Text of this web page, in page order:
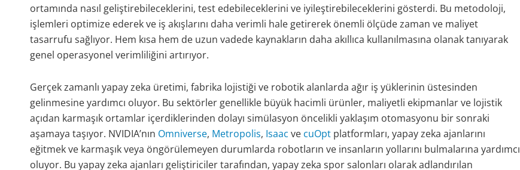
ortamında nasıl geliştirebileceklerini, test edebileceklerini ve iyileştirebileceklerini gösterdi. Bu metodoloji,
işlemleri optimize ederek ve iş akışlarını daha verimli hale getirerek önemli ölçüde zaman ve maliyet
tasarrufu sağlıyor. Hem kısa hem de uzun vadede kaynakların daha akıllıca kullanılmasına olanak tanıyarak
genel operasyonel verimliliğini artırıyor.
Gerçek zamanlı yapay zeka üretimi, fabrika lojistiği ve robotik alanlarda ağır iş yüklerinin üstesinden
gelinmesine yardımcı oluyor. Bu sektörler genellikle büyük hacimli ürünler, maliyetli ekipmanlar ve lojistik
açıdan karmaşık ortamlar içerdiklerinden dolayı simülasyon öncelikli yaklaşım otomasyonu bir sonraki
aşamaya taşıyor. NVIDIA’nın Omniverse, Metropolis, Isaac ve cuOptplatformları, yapay zeka ajanlarını
eğitmek ve karmaşık veya öngörülemeyen durumlarda robotların ve insanların yollarını bulmalarına yardımcı
oluyor. Bu yapay zeka ajanları geliştiriciler tarafından, yapay zeka spor salonları olarak adlandırılan